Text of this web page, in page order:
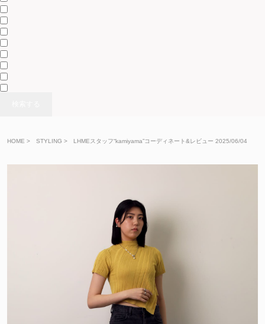
HOME > > LHMEスタッフ“kamiyama”コーディネート&レビュー 2025/06/04